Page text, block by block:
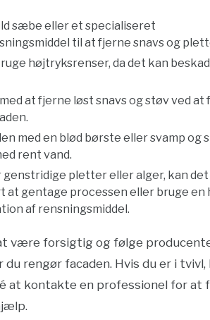
sæbe eller et specialiseret
til at fjerne snavs og
højtryksrenser, da det kan
at fjerne løst snavs og støv ved at
med en blød børste eller svamp og
rent vand.
genstridige pletter eller alger, kan
at gentage processen eller bruge en
af rensningsmiddel.
være forsigtig og følge
du rengør facaden. Hvis du er i
at kontakte en professionel for at